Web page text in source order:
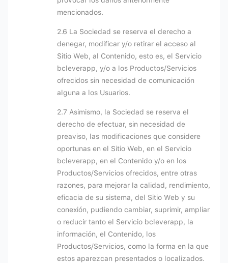
mencionados.
2.6 La Sociedad se reserva el derecho a
denegar, modificar y/o retirar el acceso al
Sitio Web, al Contenido, esto es, el Servicio
bcleverapp, y/o a los Productos/Servicios
ofrecidos sin necesidad de comunicación
alguna a los Usuarios.
2.7 Asimismo, la Sociedad se reserva el
derecho de efectuar, sin necesidad de
preaviso, las modificaciones que considere
oportunas en el Sitio Web, en el Servicio
bcleverapp, en el Contenido y/o en los
Productos/Servicios ofrecidos, entre otras
razones, para mejorar la calidad, rendimiento,
eficacia de su sistema, del Sitio Web y su
conexión, pudiendo cambiar, suprimir, ampliar
o reducir tanto el Servicio bcleverapp, la
información, el Contenido, los
Productos/Servicios, como la forma en la que
estos aparezcan presentados o localizados.